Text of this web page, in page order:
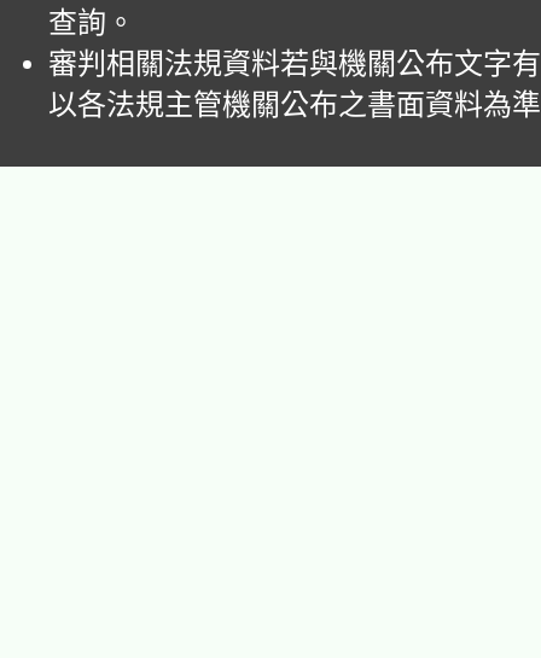
查詢。
審判相關法規資料若與機關公布文字
以各法規主管機關公布之書面資料為